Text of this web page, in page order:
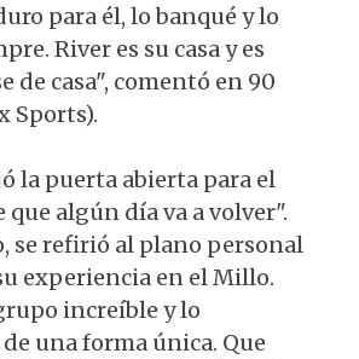
para él, lo banqué y lo
River es su casa y es
de casa", comentó en 90
Sports).
la puerta abierta para el
que algún día va a volver".
se refirió al plano personal
experiencia en el Millo.
increíble y lo
una forma única. Que